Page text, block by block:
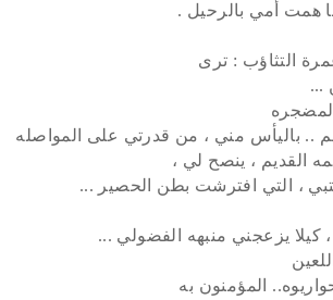
همت أمي بالرحيل .
التثاؤب : ترى
...
.. باليأس مني ، من قدرتي على المواصله
القديم ، ينصح لي ،
، التي افترشت بطن الحصير ...
كيلا يزعجني منبهه الفضولي ...
المؤمنون به